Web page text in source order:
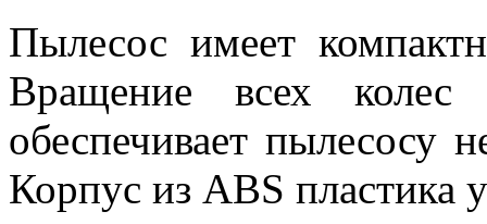
Пылесос имеет
Вращение всех
обеспечивает пылесосу
Корпус из ABS пластика